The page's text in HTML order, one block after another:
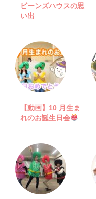
ビーンズハウスの思
い出
【動画】10 月生ま
れのお誕生日会